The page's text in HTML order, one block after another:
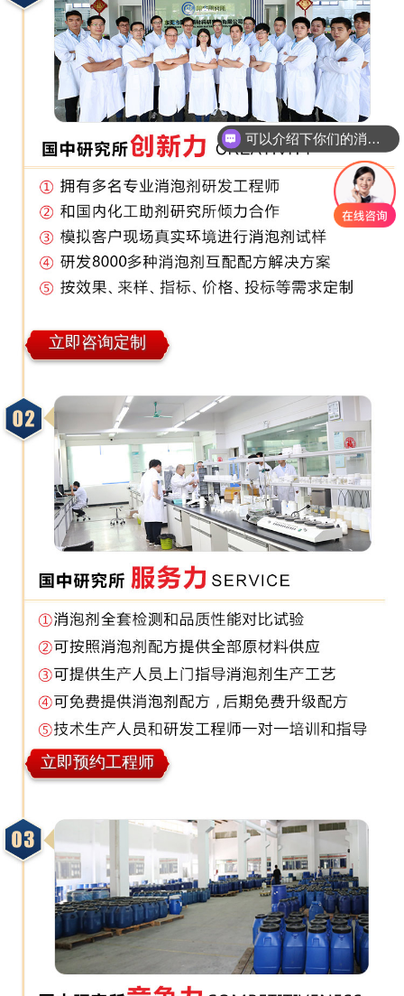
立即咨询定制
立即预约工程师
可以介绍下你们的消泡剂么
你们是怎么收费的呢